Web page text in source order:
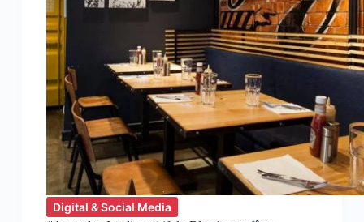
Digital & Social Media